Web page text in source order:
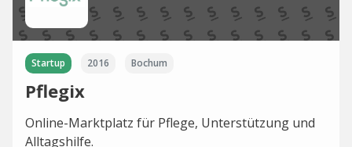
Startup 2016 Bochum
Pflegix
Online-Marktplatz für Pflege, Unterstützung und
Alltagshilfe.